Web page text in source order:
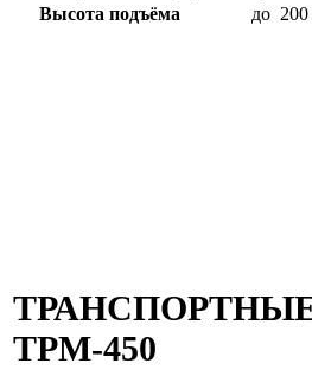
Высота подъёма
до
TPM-450